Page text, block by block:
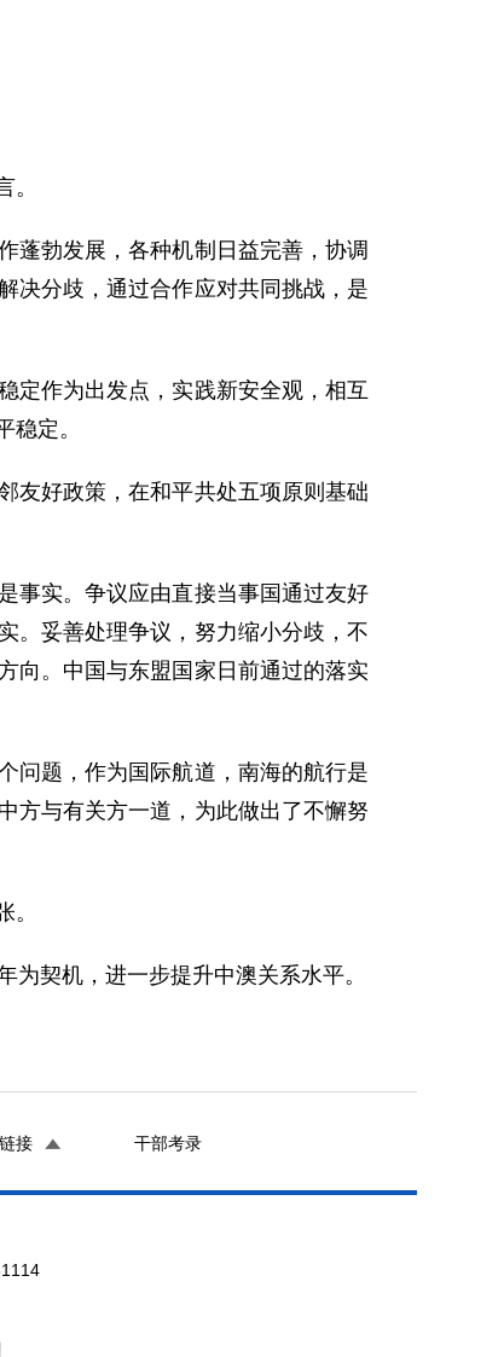
勃发展，各种机制日益完善，协调
决分歧，通过合作应对共同挑战，是
作为出发点，实践新安全观，相互
定。
好政策，在和平共处五项原则基础
实。争议应由直接当事国通过友好
。妥善处理争议，努力缩小分歧，不
向。中国与东盟国家日前通过的落实
题，作为国际航道，南海的航行是
方与有关方一道，为此做出了不懈努
契机，进一步提升中澳关系水平。
接 干部考录